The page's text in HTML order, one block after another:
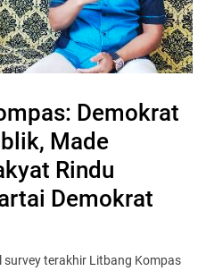
Demokrat
Made
Rindu
Demokrat
survey terakhir Litbang Kompas